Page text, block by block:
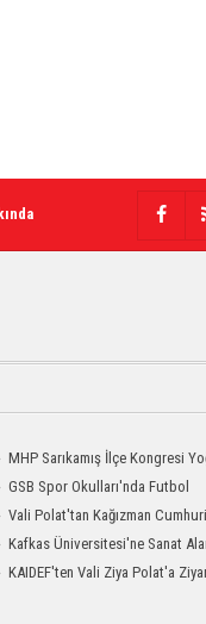
MHP Sarıkamış İlçe Kongresi
Gerçekleştirildi
GSB Spor Okulları'nda Futbol
Sürüyor
Vali Polat'tan Kağızman
Ziyaret
Kafkas Üniversitesi'ne Sanat
KAIDEF'ten Vali Ziya Polat'a